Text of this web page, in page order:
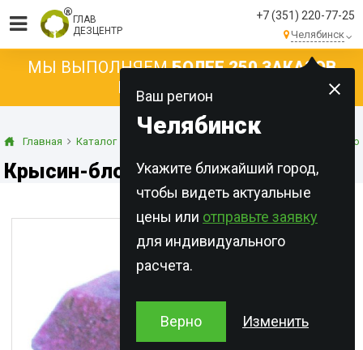
ГЛАВ
ДЕЗЦЕНТР
+7 (351) 220-77-25
Челябинск
Ваш регион
Челябинск
Укажите ближайший город,
чтобы видеть актуальные
цены или отправьте заявку
для индивидуального
расчета.
Верно Изменить
МЫ ВЫПОЛНЯЕМБОЛЕЕ 250 ЗАКАЗОВ
КАЖДЫЙ ДЕНЬ!
Главная Каталог Парафинированные
Крысин-блок, Классический